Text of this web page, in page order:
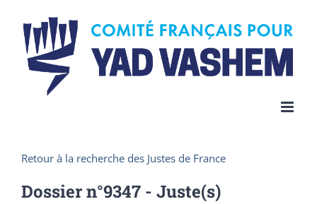
content
Retour à la recherche des Justes de France
Dossier n°9347 - Juste(s)